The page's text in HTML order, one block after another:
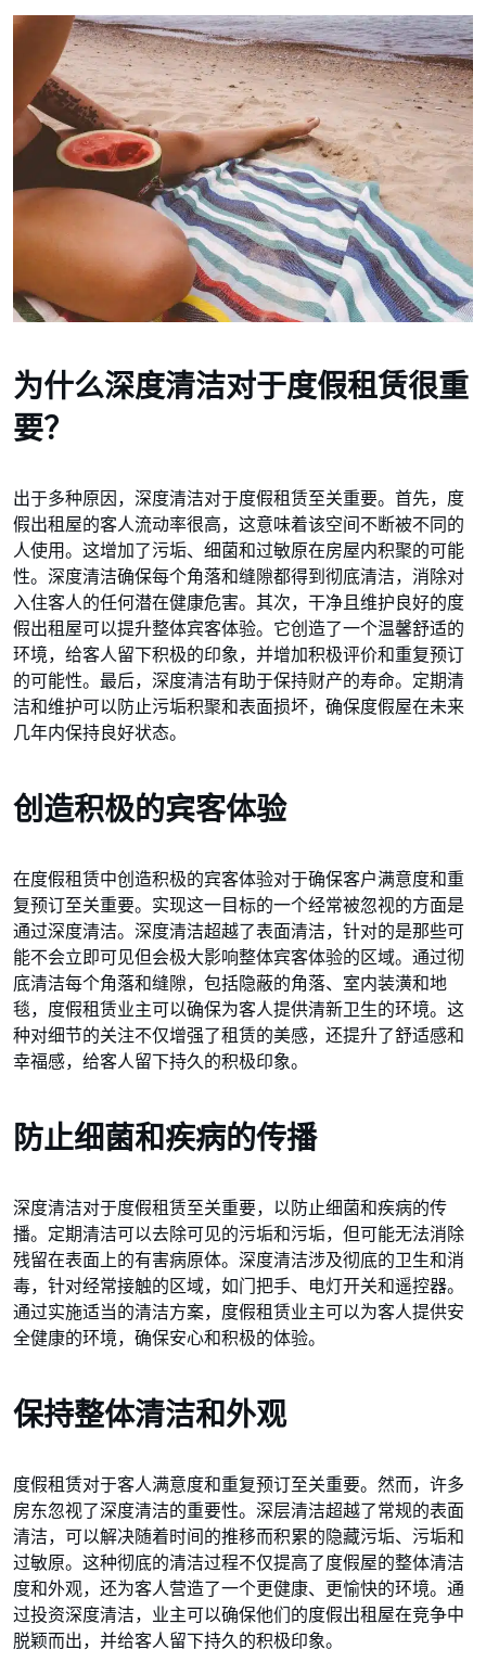
为什么深度清洁对于度假租赁很重
要？
出于多种原因，深度清洁对于度假租赁至关重要。首先，度
假出租屋的客人流动率很高，这意味着该空间不断被不同的
人使用。这增加了污垢、细菌和过敏原在房屋内积聚的可能
性。深度清洁确保每个角落和缝隙都得到彻底清洁，消除对
入住客人的任何潜在健康危害。其次，干净且维护良好的度
假出租屋可以提升整体宾客体验。它创造了一个温馨舒适的
环境，给客人留下积极的印象，并增加积极评价和重复预订
的可能性。最后，深度清洁有助于保持财产的寿命。定期清
洁和维护可以防止污垢积聚和表面损坏，确保度假屋在未来
几年内保持良好状态。
创造积极的宾客体验
在度假租赁中创造积极的宾客体验对于确保客户满意度和重
复预订至关重要。实现这一目标的一个经常被忽视的方面是
通过深度清洁。深度清洁超越了表面清洁，针对的是那些可
能不会立即可见但会极大影响整体宾客体验的区域。通过彻
底清洁每个角落和缝隙，包括隐蔽的角落、室内装潢和地
毯，度假租赁业主可以确保为客人提供清新卫生的环境。这
种对细节的关注不仅增强了租赁的美感，还提升了舒适感和
幸福感，给客人留下持久的积极印象。
防止细菌和疾病的传播
深度清洁对于度假租赁至关重要，以防止细菌和疾病的传
播。定期清洁可以去除可见的污垢和污垢，但可能无法消除
残留在表面上的有害病原体。深度清洁涉及彻底的卫生和消
毒，针对经常接触的区域，如门把手、电灯开关和遥控器。
通过实施适当的清洁方案，度假租赁业主可以为客人提供安
全健康的环境，确保安心和积极的体验。
保持整体清洁和外观
度假租赁对于客人满意度和重复预订至关重要。然而，许多
房东忽视了深度清洁的重要性。深层清洁超越了常规的表面
清洁，可以解决随着时间的推移而积累的隐藏污垢、污垢和
过敏原。这种彻底的清洁过程不仅提高了度假屋的整体清洁
度和外观，还为客人营造了一个更健康、更愉快的环境。通
过投资深度清洁，业主可以确保他们的度假出租屋在竞争中
脱颖而出，并给客人留下持久的积极印象。